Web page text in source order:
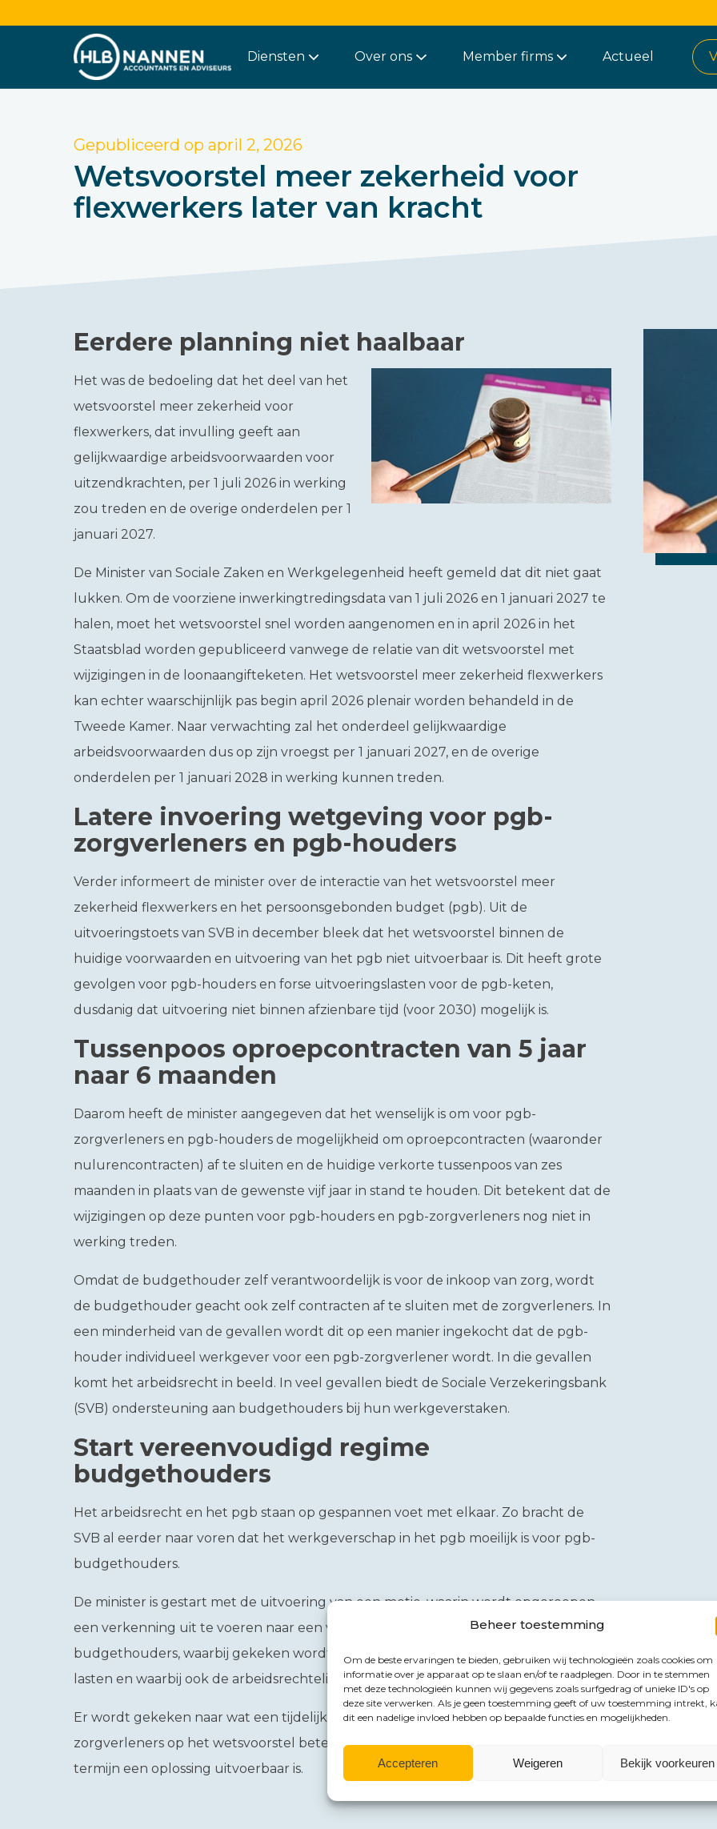
Beheer toestemming
Om de beste ervaringen te bieden, gebruiken wij technologieën zoals cookies om
informatie over je apparaat op te slaan en/of te raadplegen. Door in te stemmen
met deze technologieën kunnen wij gegevens zoals surfgedrag of unieke ID's op
deze site verwerken. Als je geen toestemming geeft of uw toestemming intrekt,
dit een nadelige invloed hebben op bepaalde functies en mogelijkheden.
Accepteren Weigeren Bekijk voorkeuren
Diensten Over ons Member firms Actueel
Gepubliceerd op april 2, 2026
Wetsvoorstel meer zekerheid voor
flexwerkers later van kracht
Eerdere planning niet haalbaar
Het was de bedoeling dat het deel van het
wetsvoorstel meer zekerheid voor
flexwerkers, dat invulling geeft aan
gelijkwaardige arbeidsvoorwaarden voor
uitzendkrachten, per 1 juli 2026 in werking
zou treden en de overige onderdelen per 1
januari 2027.
De Minister van Sociale Zaken en Werkgelegenheid heeft gemeld dat dit niet gaat
lukken. Om de voorziene inwerkingtredingsdata van 1 juli 2026 en 1 januari 2027 te
halen, moet het wetsvoorstel snel worden aangenomen en in april 2026 in het
Staatsblad worden gepubliceerd vanwege de relatie van dit wetsvoorstel met
wijzigingen in de loonaangifteketen. Het wetsvoorstel meer zekerheid flexwerkers
kan echter waarschijnlijk pas begin april 2026 plenair worden behandeld in de
Tweede Kamer. Naar verwachting zal het onderdeel gelijkwaardige
arbeidsvoorwaarden dus op zijn vroegst per 1 januari 2027, en de overige
onderdelen per 1 januari 2028 in werking kunnen treden.
Latere invoering wetgeving voor pgb-
zorgverleners en pgb-houders
Verder informeert de minister over de interactie van het wetsvoorstel meer
zekerheid flexwerkers en het persoonsgebonden budget (pgb). Uit de
uitvoeringstoets van SVB in december bleek dat het wetsvoorstel binnen de
huidige voorwaarden en uitvoering van het pgb niet uitvoerbaar is. Dit heeft grote
gevolgen voor pgb-houders en forse uitvoeringslasten voor de pgb-keten,
dusdanig dat uitvoering niet binnen afzienbare tijd (voor 2030) mogelijk is.
Tussenpoos oproepcontracten van 5 jaar
naar 6 maanden
Daarom heeft de minister aangegeven dat het wenselijk is om voor pgb-
zorgverleners en pgb-houders de mogelijkheid om oproepcontracten (waaronder
nulurencontracten) af te sluiten en de huidige verkorte tussenpoos van zes
maanden in plaats van de gewenste vijf jaar in stand te houden. Dit betekent dat de
wijzigingen op deze punten voor pgb-houders en pgb-zorgverleners nog niet in
werking treden.
Omdat de budgethouder zelf verantwoordelijk is voor de inkoop van zorg, wordt
de budgethouder geacht ook zelf contracten af te sluiten met de zorgverleners. In
een minderheid van de gevallen wordt dit op een manier ingekocht dat de pgb-
houder individueel werkgever voor een pgb-zorgverlener wordt. In die gevallen
komt het arbeidsrecht in beeld. In veel gevallen biedt de Sociale Verzekeringsbank
(SVB) ondersteuning aan budgethouders bij hun werkgeverstaken.
Start vereenvoudigd regime
budgethouders
Het arbeidsrecht en het pgb staan op gespannen voet met elkaar. Zo bracht de
SVB al eerder naar voren dat het werkgeverschap in het pgb moeilijk is voor pgb-
budgethouders.
De minister is gestart met de uitvoering van een motie, waarin wordt opgeroepen
een verkenning uit te voeren naar een vereenvoudigd en verlicht regime voor
budgethouders, waarbij gekeken wordt naar het verlichten van de administratieve
lasten en waarbij ook de arbeidsrechtelijke verplichtingen worden betrokken.
Er wordt gekeken naar wat een tijdelijke uitzondering voor pgb-houders en
zorgverleners op het wetsvoorstel betekent voor hun uitvoering en per welke
termijn een oplossing uitvoerbaar is.